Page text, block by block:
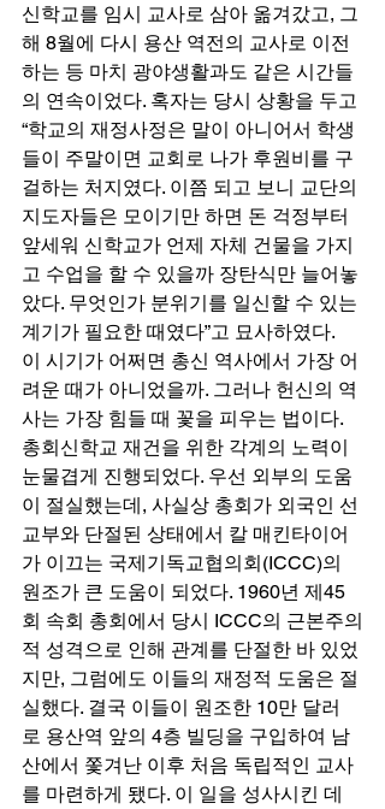
신학교를 임시 교사로 삼아 옮겨갔고, 그
해 8월에 다시 용산 역전의 교사로 이전
하는 등 마치 광야생활과도 같은 시간들
의 연속이었다. 혹자는 당시 상황을 두고
“학교의 재정사정은 말이 아니어서 학생
들이 주말이면 교회로 나가 후원비를 구
걸하는 처지였다. 이쯤 되고 보니 교단의
지도자들은 모이기만 하면 돈 걱정부터
앞세워 신학교가 언제 자체 건물을 가지
고 수업을 할 수 있을까 장탄식만 늘어놓
았다. 무엇인가 분위기를 일신할 수 있는
계기가 필요한 때였다”고 묘사하였다.
이 시기가 어쩌면 총신 역사에서 가장 어
려운 때가 아니었을까. 그러나 헌신의 역
사는 가장 힘들 때 꽃을 피우는 법이다.
총회신학교 재건을 위한 각계의 노력이
눈물겹게 진행되었다. 우선 외부의 도움
이 절실했는데, 사실상 총회가 외국인 선
교부와 단절된 상태에서 칼 매킨타이어
가 이끄는 국제기독교협의회(ICCC)의
원조가 큰 도움이 되었다. 1960년 제45
회 속회 총회에서 당시 ICCC의 근본주의
적 성격으로 인해 관계를 단절한 바 있었
지만, 그럼에도 이들의 재정적 도움은 절
실했다. 결국 이들이 원조한 10만 달러
로 용산역 앞의 4층 빌딩을 구입하여 남
산에서 쫓겨난 이후 처음 독립적인 교사
를 마련하게 됐다. 이 일을 성사시킨 데